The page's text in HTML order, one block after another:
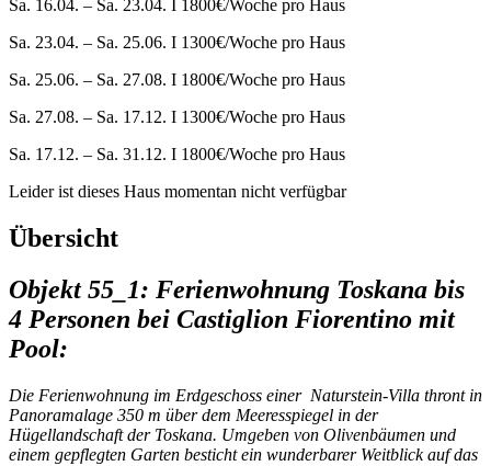
Sa. 16.04. – Sa. 23.04. I 1800€/Woche pro Haus
Sa. 23.04. – Sa. 25.06. I 1300€/Woche pro Haus
Sa. 25.06. – Sa. 27.08. I 1800€/Woche pro Haus
Sa. 27.08. – Sa. 17.12. I 1300€/Woche pro Haus
Sa. 17.12. – Sa. 31.12. I 1800€/Woche pro Haus
Leider ist dieses Haus momentan nicht verfügbar
Übersicht
Objekt 55_1: Ferienwohnung Toskana bis
4 Personen bei Castiglion Fiorentino mit
Pool:
Die Ferienwohnung im Erdgeschoss einer Naturstein-Villa thront in
Panoramalage 350 m über dem Meeresspiegel in der
Hügellandschaft der Toskana. Umgeben von Olivenbäumen und
einem gepflegten Garten besticht ein wunderbarer Weitblick auf das